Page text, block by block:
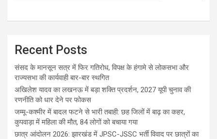
Recent Posts
संसद के मानसून सत्र में फिर गतिरोध, विपक्ष के हंगामे से लोकसभा और
राज्यसभा की कार्यवाही बार-बार स्थगित
अखिलेश यादव का लखनऊ में बड़ा शक्ति प्रदर्शन, 2027 यूपी चुनाव की
रणनीति को धार देने पर फोकस
जम्मू-कश्मीर में बादल फटने से भारी तबाही: छह जिलों में बाढ़ का कहर,
कुपवाड़ा में महिला की मौत, 84 लोगों को बचाया गया
छात्र आंदोलन 2026: झारखंड में JPSC-JSSC भर्ती विवाद पर छात्रों का